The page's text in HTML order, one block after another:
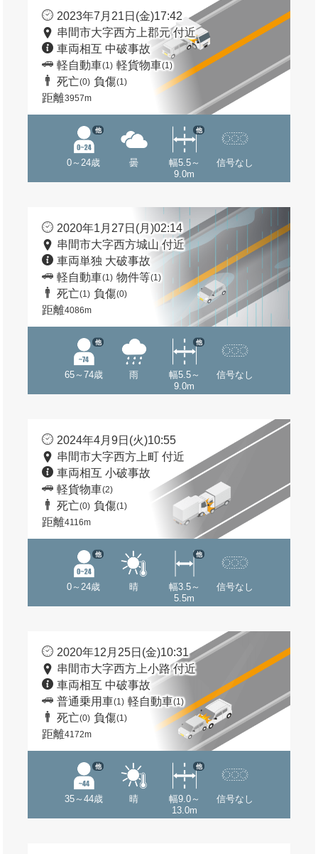
2023年7月21日(金)17:42
串間市大字西方上郡元 付近
車両相互 中破事故
軽自動車(1) 軽貨物車(1)
死亡(0) 負傷(1)
距離3957m
0～24歳
他
曇
幅5.5～
9.0m
他
信号なし
2020年1月27日(月)02:14
串間市大字西方城山 付近
車両単独 大破事故
軽自動車(1) 物件等(1)
死亡(1) 負傷(0)
距離4086m
65～74歳
他
雨
幅5.5～
9.0m
他
信号なし
2024年4月9日(火)10:55
串間市大字西方上町 付近
車両相互 小破事故
軽貨物車(2)
死亡(0) 負傷(1)
距離4116m
0～24歳
他
晴
幅3.5～
5.5m
他
信号なし
2020年12月25日(金)10:31
串間市大字西方上小路 付近
車両相互 中破事故
普通乗用車(1) 軽自動車(1)
死亡(0) 負傷(1)
距離4172m
35～44歳
他
晴
幅9.0～
13.0m
他
信号なし